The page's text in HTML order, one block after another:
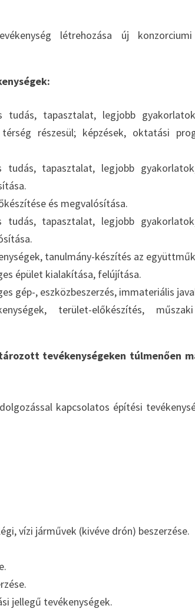
létrehozása új
tudás, tapasztalat, legjobb
részesül; képzések, oktatási
tudás, tapasztalat, legjobb
és megvalósítása.
tudás, tapasztalat, legjobb
tanulmány-készítés az
épület kialakítása, felújítása.
gép-, eszközbeszerzés, immateriális
terület-előkészítés,
tevékenységeken túlmenően
kapcsolatos építési
vízi járművek (kivéve drón) beszerzése.
jellegű tevékenységek.